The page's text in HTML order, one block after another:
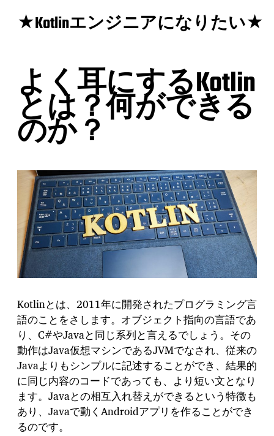
★Kotlinエンジニアになりたい★
よく耳にするKotlin
とは？何ができる
のか？
Kotlinとは、2011年に開発されたプログラミング言
語のことをさします。オブジェクト指向の言語であ
り、C#やJavaと同じ系列と言えるでしょう。その
動作はJava仮想マシンであるJVMでなされ、従来の
Javaよりもシンプルに記述することができ、結果的
に同じ内容のコードであっても、より短い文となり
ます。Javaとの相互入れ替えができるという特徴も
あり、Javaで動くAndroidアプリを作ることができ
るのです。